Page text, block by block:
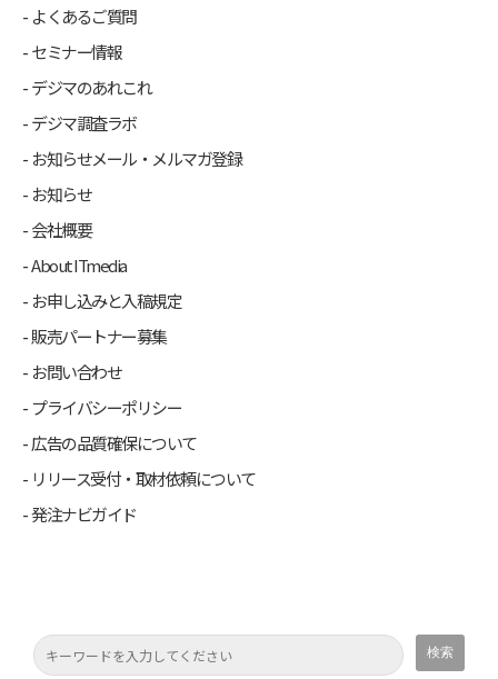
よくあるご質問
セミナー情報
デジマのあれこれ
デジマ調査ラボ
お知らせメール・メルマガ登録
お知らせ
会社概要
About ITmedia
お申し込みと入稿規定
販売パートナー募集
お問い合わせ
プライバシーポリシー
広告の品質確保について
リリース受付・取材依頼について
発注ナビガイド